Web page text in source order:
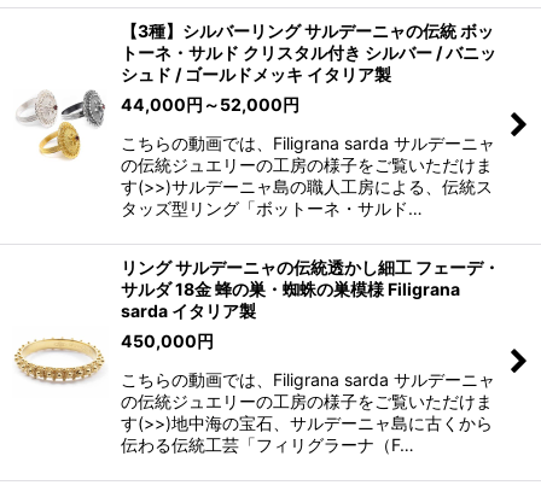
【3種】シルバーリング サルデーニャの伝統 ボッ
トーネ・サルド クリスタル付き シルバー / バニッ
シュド / ゴールドメッキ イタリア製
44,000円 ～52,000円
こちらの動画では、Filigrana sarda サルデーニャ
の伝統ジュエリーの工房の様子をご覧いただけま
す(>>)サルデーニャ島の職人工房による、伝統ス
タッズ型リング「ボットーネ・サルド…
リング サルデーニャの伝統透かし細工 フェーデ・
サルダ 18金 蜂の巣・蜘蛛の巣模様 Filigrana
sarda イタリア製
450,000円
こちらの動画では、Filigrana sarda サルデーニャ
の伝統ジュエリーの工房の様子をご覧いただけま
す(>>)地中海の宝石、サルデーニャ島に古くから
伝わる伝統工芸「フィリグラーナ（F…